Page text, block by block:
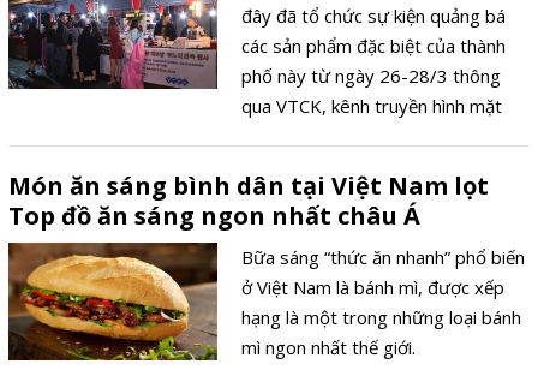
đây đã tổ chức sự kiện quảng bá
các sản phẩm đặc biệt của thành
phố này từ ngày 26-28/3 thông
qua VTCK, kênh truyền hình mặt
Món ăn sáng bình dân tại Việt Nam lọt
Top đồ ăn sáng ngon nhất châu Á
Bữa sáng “thức ăn nhanh” phổ biến
ở Việt Nam là bánh mì, được xếp
hạng là một trong những loại bánh
mì ngon nhất thế giới.